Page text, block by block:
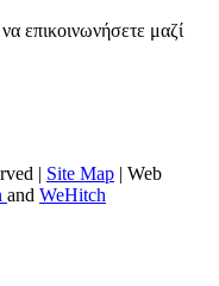
επικοινωνήσετε μαζί
| Site Map | Web
and WeHitch